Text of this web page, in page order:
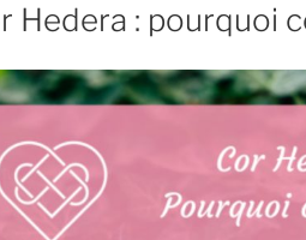
Hedera : pourquoi